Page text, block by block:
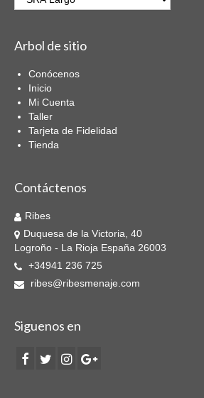
Cuchillería
Cuchillos Hogar
Cuchillos Profesionales
Navajas
Navajas Multiherramienta
Resinado 1.40cm
Marcas
3 CLAVELES
ARCOS
COLE&MASON
Arbol de sitio
Conócenos
Inicio
Mi Cuenta
Taller
Tarjeta de Fidelidad
Tienda
Contáctenos
Ribes
Duquesa de la Victoria, 40
Logroño - La Rioja España 26003
+34941 236 725
ribes@ribesmenaje.com
Siguenos en